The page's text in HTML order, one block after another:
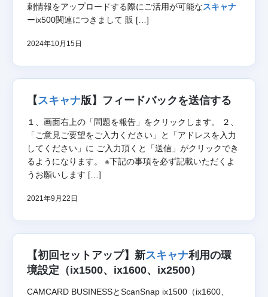
刺情報をアップロードする際にご活用が可能なスキャナ
ーix500関連につきまして 販 […]
2024年10月15日
【スキャナ版】フィードバックを送信する
１、画面右上の「問題を報告」をクリックします。 ２、
「ご意見ご要望をご入力ください」と「アドレスを入力
してください」に ご入力頂くと「送信」がクリックでき
るようになります。 ※下記の事項を必ず記載いただくよ
うお願いします […]
2021年9月22日
【初回セットアップ】新スキャナ利用の環
境設定（ix1500、ix1600、ix2500）
CAMCARD BUSINESSとScanSnap ix1500（ix1600、